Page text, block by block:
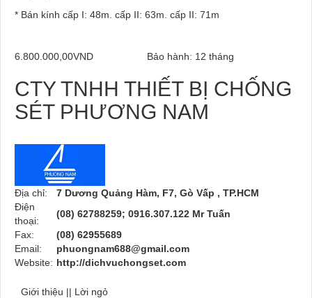
* Bán kính cấp I: 48m. cấp II: 63m. cấp II: 71m
6.800.000,00VND Bảo hành: 12 tháng
CTY TNHH THIẾT BỊ CHỐNG
SÉT PHƯƠNG NAM
Địa chỉ:
7 Dương Quảng Hàm, F7, Gò Vấp , TP.HCM
Điện
thoại:
(08) 62788259; 0916.307.122 Mr Tuấn
Fax:
(08) 62955689
Email:
phuongnam688@gmail.com
Website: http://dichvuchongset.com
Giới thiệu || Lời ngỏ